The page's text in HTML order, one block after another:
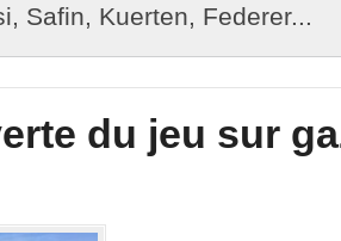
Safin, Kuerten, Federer...
du jeu sur